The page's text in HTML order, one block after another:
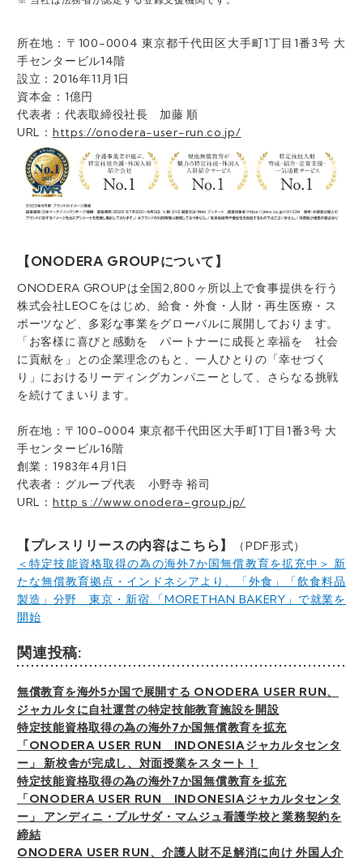
所在地：〒100-0004 東京都千代田区大手町1丁目1番3号 大
手センタービル14階
設立：2016年11月1日
資本金：1億円
代表者：代表取締役社長 加藤 順
URL： https://onodera-user-run.co.jp/
【ONODERA GROUPについて】
ONODERA GROUPは全国2,800ヶ所以上で食事提供を行う
株式会社LEOCをはじめ、給食・外食・人財・再生医療・ス
ポーツなど、多彩な事業をグローバルに展開しております。
「お客様に喜びと感動を パートナーに成長と幸福を 社会
に貢献を」との企業理念のもと、一人ひとりの「幸せづく
り」におけるリーディングカンパニーとして、さらなる挑戦
を続けてまいります。
所在地：〒100-0004 東京都千代田区大手町1丁目1番3号 大
手センタービル16階
創業：1983年4月1日
代表者：グループ代表 小野寺 裕司
URL： httpｓ://www.onodera-group.jp/
【プレスリリースの内容はこちら】
（PDF形式）
＜特定技能資格取得の為の海外7か国無償教育を拡充中＞ 新
たな無償教育拠点・インドネシアより、「外食」「飲食料品
製造」分野 東京・新宿 「MORETHAN BAKERY」で就業を
開始
関連投稿:
無償教育を海外5か国で展開する ONODERA USER RUN、
ジャカルタに自社運営の特定技能教育施設を開設
特定技能資格取得の為の海外7か国無償教育を拡充
「ONODERA USER RUN INDONESIAジャカルタセンタ
ー」 新校舎が完成し、対面授業をスタート！
特定技能資格取得の為の海外7か国無償教育を拡充
「ONODERA USER RUN INDONESIAジャカルタセンタ
ー」 アンディニ・プルサダ・マムジュ看護学校と業務契約を
締結
ONODERA USER RUN、介護人財不足解消に向け 外国人介